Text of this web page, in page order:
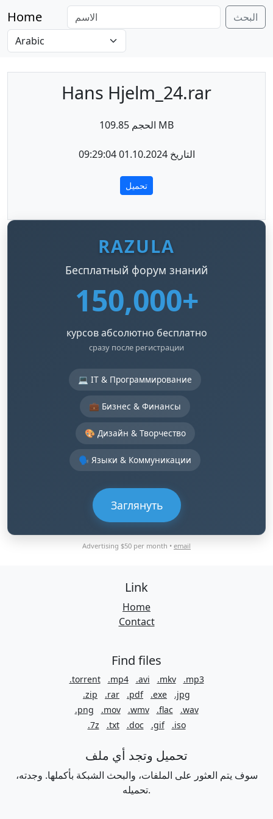
Home البحث
Hans Hjelm_24.rar
الحجم 109.85 MB
التاريخ 01.10.2024 09:29:04
تحميل
RAZULA
Бесплатный форум знаний
150,000+
курсов абсолютно бесплатно
сразу после регистрации
💻 IT & Программирование
💼 Бизнес & Финансы
🎨 Дизайн & Творчество
🗣️ Языки & Коммуникации
Заглянуть
Advertising $50 per month • email
Link
Home
Contact
Find files
.torrent .mp4 .avi .mkv
.mp3
.zip
.rar .pdf .exe
.jpg
.png
.mov .wmv .flac
.wav
.7z
.txt .doc .gif .iso
تحميل وتجد أي ملف
سوف يتم العثور على الملفات، والبحث الشبكة بأكملها. وجدته،
تحميله.